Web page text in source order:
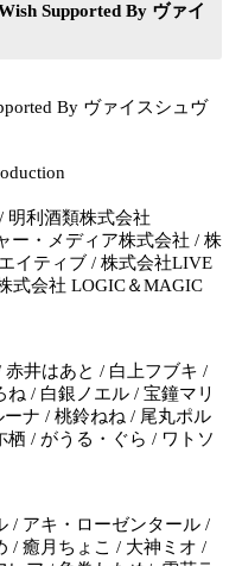
Supported By ヴァイ
By ヴァイスシュヴ
明利酒類株式会社
ー・メディア株式会社 / 株
イティブ / 株式会社LIVE
式会社 LOGIC＆MAGIC
井はあと / 白上フブキ /
/ 白銀ノエル / 宝鐘マリ
ナ / 桃鈴ねね / 尾丸ポル
栖 / がうる・ぐら / ワトソ
/ アキ・ローゼンタール /
/ 癒月ちょこ / 大神ミオ /